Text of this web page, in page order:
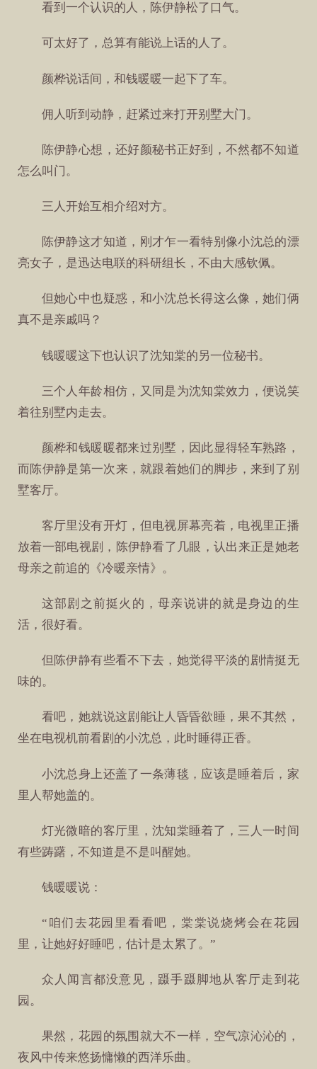
看到一个认识的人，陈伊静松了口气。
可太好了，总算有能说上话的人了。
颜桦说话间，和钱暖暖一起下了车。
佣人听到动静，赶紧过来打开别墅大门。
陈伊静心想，还好颜秘书正好到，不然都不知道
怎么叫门。
三人开始互相介绍对方。
陈伊静这才知道，刚才乍一看特别像小沈总的漂
亮女子，是迅达电联的科研组长，不由大感钦佩。
但她心中也疑惑，和小沈总长得这么像，她们俩
真不是亲戚吗？
钱暖暖这下也认识了沈知棠的另一位秘书。
三个人年龄相仿，又同是为沈知棠效力，便说笑
着往别墅内走去。
颜桦和钱暖暖都来过别墅，因此显得轻车熟路，
而陈伊静是第一次来，就跟着她们的脚步，来到了别
墅客厅。
客厅里没有开灯，但电视屏幕亮着，电视里正播
放着一部电视剧，陈伊静看了几眼，认出来正是她老
母亲之前追的《冷暖亲情》。
这部剧之前挺火的，母亲说讲的就是身边的生
活，很好看。
但陈伊静有些看不下去，她觉得平淡的剧情挺无
味的。
看吧，她就说这剧能让人昏昏欲睡，果不其然，
坐在电视机前看剧的小沈总，此时睡得正香。
小沈总身上还盖了一条薄毯，应该是睡着后，家
里人帮她盖的。
灯光微暗的客厅里，沈知棠睡着了，三人一时间
有些踌躇，不知道是不是叫醒她。
钱暖暖说：
“咱们去花园里看看吧，棠棠说烧烤会在花园
里，让她好好睡吧，估计是太累了。”
众人闻言都没意见，蹑手蹑脚地从客厅走到花
园。
果然，花园的氛围就大不一样，空气凉沁沁的，
夜风中传来悠扬慵懒的西洋乐曲。